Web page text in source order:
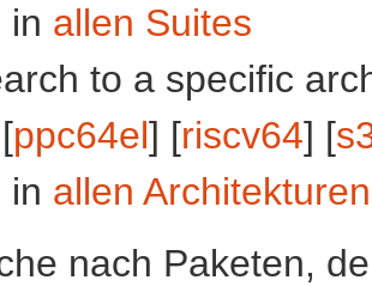
in allen Suites
to a specific
ppc64el] [riscv64] [
in allen Architekturen
nach Paketen,